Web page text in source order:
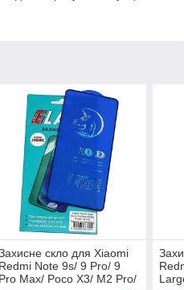
скло для Xiaomi
Redmi Note 9s/ 9 Pro/ 9
Pro Max/ Poco X3/ M2 Pro/